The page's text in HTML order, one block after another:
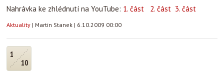
Nahrávka ke zhlédnutí na YouTube: 1. část 2. část 3. část
Aktuality | Martin Stanek | 6.10.2009 00:00
1
10